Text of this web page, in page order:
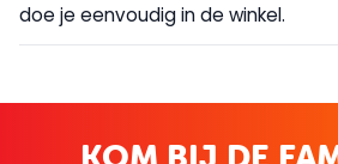
doe je eenvoudig in de winkel.